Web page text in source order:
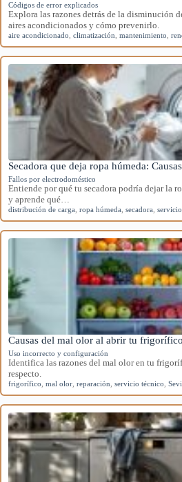
Códigos de error explicados
Explora las razones detrás de la disminución
aires acondicionados y cómo prevenirlo.
aire acondicionado climatización mantenimiento
Secadora que deja ropa húmeda:
Fallos por electrodoméstico
Entiende por qué tu secadora podría dejar la
y aprende qué…
distribución de carga ropa húmeda secadora
Causas del mal olor al abrir tu frigorífico
Uso incorrecto y configuración
Identifica las razones del mal olor en tu
respecto.
frigorífico mal olor reparación servicio técnico